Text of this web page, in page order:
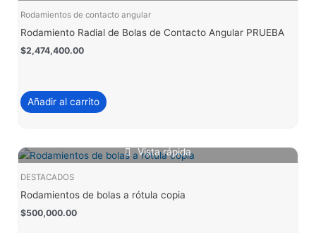
Rodamientos de contacto angular
Rodamiento Radial de Bolas de Contacto Angular PRUEBA
$2,474,400.00
Añadir al carrito
Vista rápida
DESTACADOS
Rodamientos de bolas a rótula copia
$500,000.00